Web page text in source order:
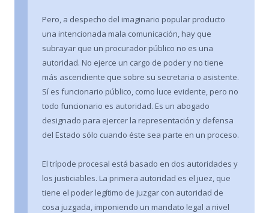
Pero, a despecho del imaginario popular producto
una intencionada mala comunicación, hay que
subrayar que un procurador público no es una
autoridad. No ejerce un cargo de poder y no tiene
más ascendiente que sobre su secretaria o asistente.
Sí es funcionario público, como luce evidente, pero no
todo funcionario es autoridad. Es un abogado
designado para ejercer la representación y defensa
del Estado sólo cuando éste sea parte en un proceso.
El trípode procesal está basado en dos autoridades y
los justiciables. La primera autoridad es el juez, que
tiene el poder legítimo de juzgar con autoridad de
cosa juzgada, imponiendo un mandato legal a nivel